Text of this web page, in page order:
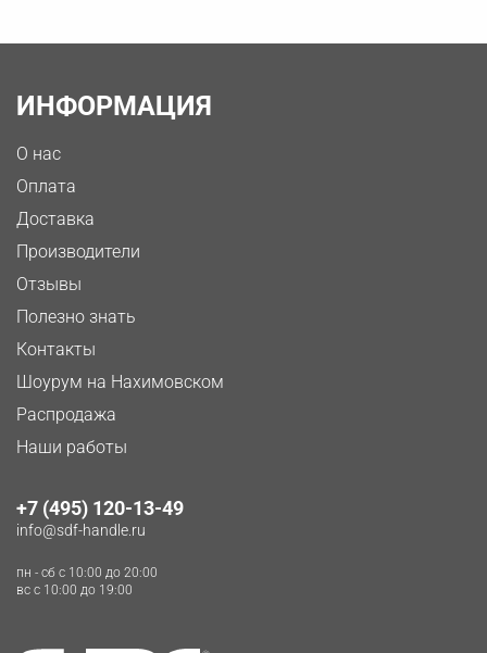
ИНФОРМАЦИЯ
О нас
Оплата
Доставка
Производители
Отзывы
Полезно знать
Контакты
Шоурум на Нахимовском
Распродажа
Наши работы
+7 (495) 120-13-49
info@sdf-handle.ru
пн - сб c 10:00 до 20:00
вс c 10:00 до 19:00